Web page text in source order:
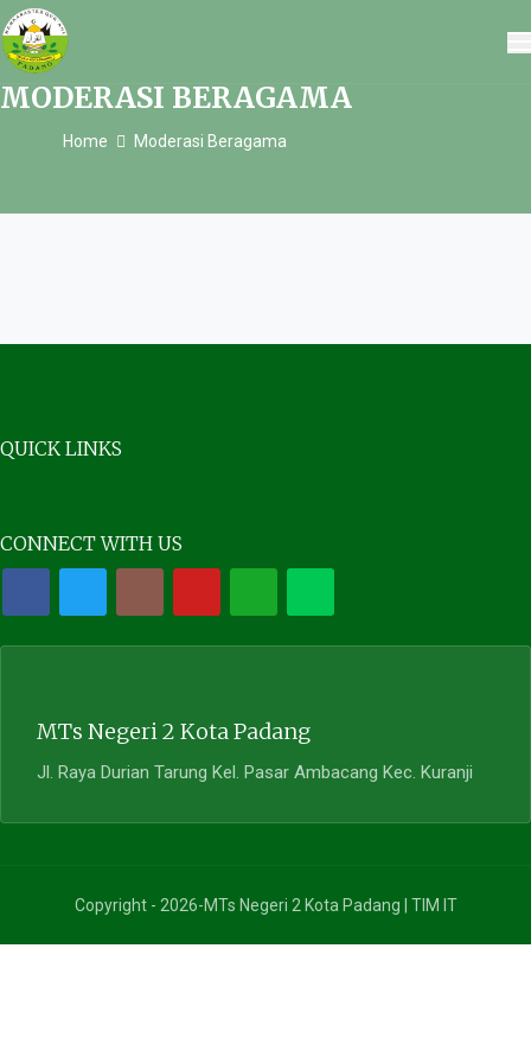
MODERASI BERAGAMA
Home Moderasi Beragama
QUICK LINKS
CONNECT WITH US
MTs Negeri 2 Kota Padang
Jl. Raya Durian Tarung Kel. Pasar Ambacang Kec. Kuranji
Copyright - 2026-MTs Negeri 2 Kota Padang | TIM IT